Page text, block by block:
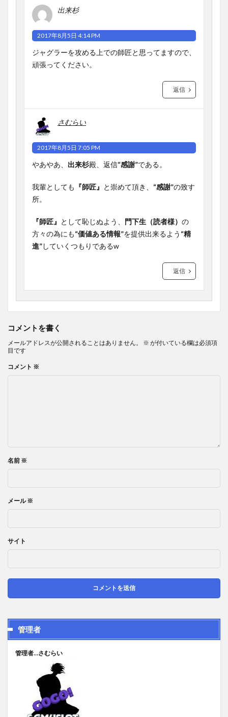
出来杉
2017年8月5日 4:14 PM
ジャグラーを攻める上での師匠と思ってますので、
頑張ってください。
返信
さむらい
2017年8月5日 7:05 PM
やあやあ、 出来杉殿、返信“感謝”である。
我輩としても 『師匠』 と崇めて頂き、 “感謝”の致す
所。
『師匠』 として恥じぬよう、 門下生（読者様） の
方々の為にも“価値ある情報”を提供出来るよう “精
進”していくつもりであるw
返信
コメントを書く
メールアドレスが公開されることはありません。 ※ が付いている欄は必須項
目です
コメント ※
名前 ※
メール※
サイト
管理者
管理者…さむらい